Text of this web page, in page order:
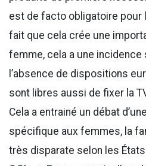
est de facto obligatoire pour
fait que cela crée une
femme, cela a une incidence
l’absence de dispositions
sont libres aussi de fixer la
Cela a entrainé un débat
spécifique aux femmes, la
très disparate selon les